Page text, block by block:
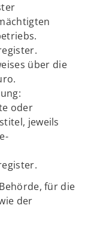
über die
oder
jeweils
für die
der